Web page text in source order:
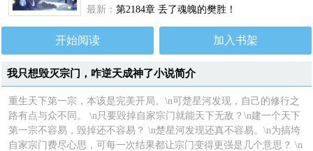
最新：第2184章 丢了魂魄的樊胜！
开始阅读 加入书架
我只想毁灭宗门，咋逆天成神了小说简介
重生天下第一宗，本该是完美开局。\n可楚星河发现，自己的修行之
路有点与众不同。 \n只要毁掉自家宗门就能天下无敌？\n建一个天下
第一宗不容易，毁掉还不容易？ \n楚星河发现还真不容易。\n为搞垮
自家宗门费尽心思，可每一次结果都让宗门变得更强是几个意思？ \n